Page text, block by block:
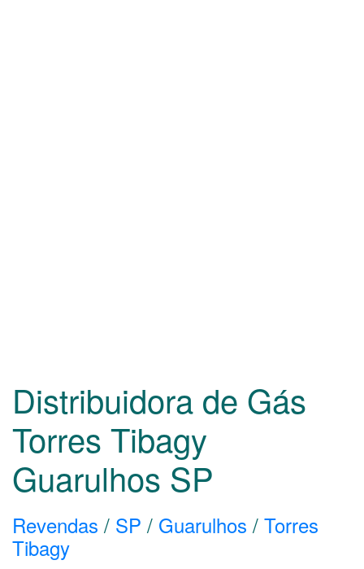
Distribuidora de Gás
Torres Tibagy
Guarulhos SP
Revendas / SP / Guarulhos / Torres
Tibagy